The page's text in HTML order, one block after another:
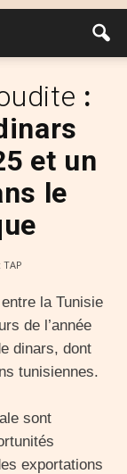
:
et un
le
TAP
entre la Tunisie
de l’année
dinars, dont
tunisiennes.
sont
exportations